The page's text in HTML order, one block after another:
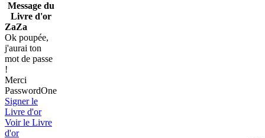
Message du
Livre d'or
ZaZa
Ok poupée,
j'aurai ton
mot de passe
!
Merci
PasswordOne
Signer le
Livre d'or
Voir le Livre
d'or